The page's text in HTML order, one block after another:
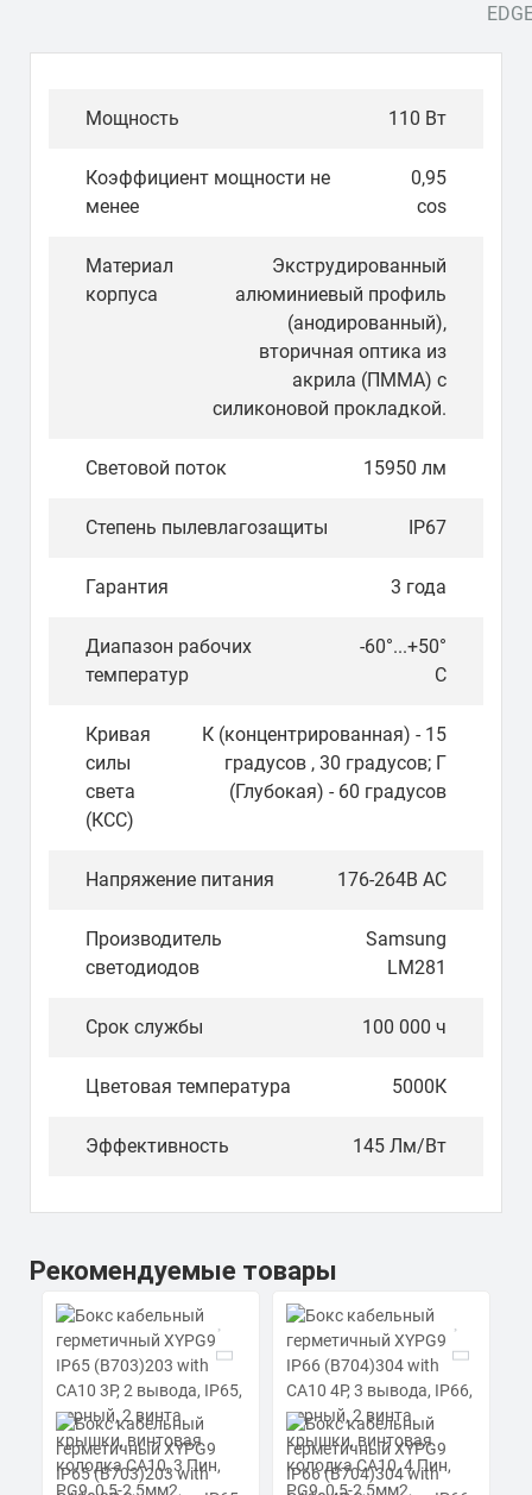
Мощность 110 Вт
Коэффициент мощности не
менее
0,95
cos
Материал
корпуса
Экструдированный
алюминиевый профиль
(анодированный),
вторичная оптика из
акрила (ПММА) с
силиконовой прокладкой.
Световой поток 15950 лм
Степень пылевлагозащиты IP67
Гарантия 3 года
Диапазон рабочих
температур
-60°...+50°
С
Кривая
силы
света
(КСС)
К (концентрированная) - 15
градусов , 30 градусов; Г
(Глубокая) - 60 градусов
Напряжение питания 176-264В AС
Производитель
светодиодов
Samsung
LM281
Срок службы 100 000 ч
Цветовая температура 5000К
Эффективность 145 Лм/Вт
Рекомендуемые товары